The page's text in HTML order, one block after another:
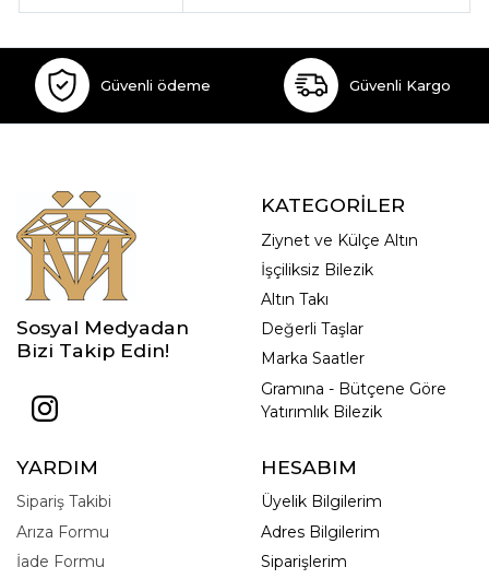
Güvenli ödeme Güvenli Kargo
Sosyal Medyadan
Bizi Takip Edin!
KATEGORİLER
Ziynet ve Külçe Altın
İşçiliksiz Bilezik
Altın Takı
Değerli Taşlar
Marka Saatler
Gramına - Bütçene Göre
Yatırımlık Bilezik
YARDIM
Sipariş Takibi
Arıza Formu
İade Formu
HESABIM
Üyelik Bilgilerim
Adres Bilgilerim
Siparişlerim